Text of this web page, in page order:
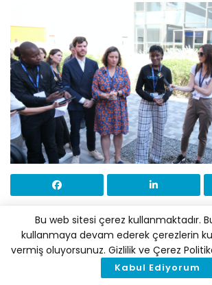
COP28’de 800’den fazla
1.5 derece hedefini
sonucun çıkmasını talep
Bu web sitesi çerez kullanmaktadır.
kullanmaya devam ederek çerezlerin
vermiş oluyorsunuz. Gizlilik ve Çerez
Kabul Ediyorum